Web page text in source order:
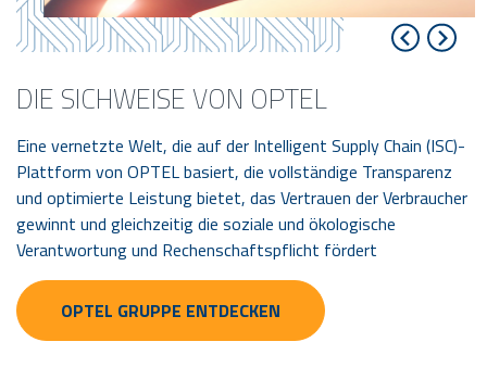
DIE SICHWEISE VON OPTEL
Eine vernetzte Welt, die auf der Intelligent Supply Chain (ISC)-
Plattform von OPTEL basiert, die vollständige Transparenz
und optimierte Leistung bietet, das Vertrauen der Verbraucher
gewinnt und gleichzeitig die soziale und ökologische
Verantwortung und Rechenschaftspflicht fördert
OPTEL GRUPPE ENTDECKEN